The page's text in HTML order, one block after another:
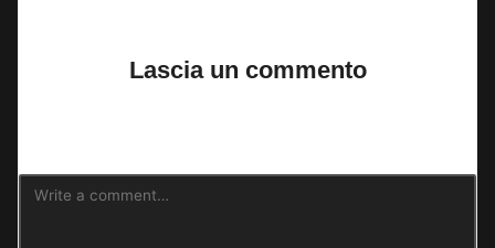
Lascia un commento